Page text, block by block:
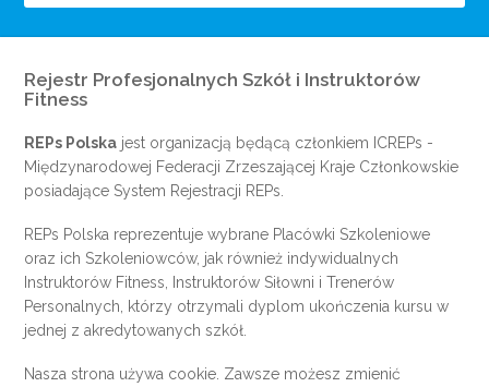
Rejestr Profesjonalnych Szkół i Instruktorów
Fitness
REPs Polska jest organizacją będącą członkiem ICREPs -
Międzynarodowej Federacji Zrzeszającej Kraje Członkowskie
posiadające System Rejestracji REPs.
REPs Polska reprezentuje wybrane Placówki Szkoleniowe
oraz ich Szkoleniowców, jak również indywidualnych
Instruktorów Fitness, Instruktorów Siłowni i Trenerów
Personalnych, którzy otrzymali dyplom ukończenia kursu w
jednej z akredytowanych szkół.
Nasza strona używa cookie. Zawsze możesz zmienić